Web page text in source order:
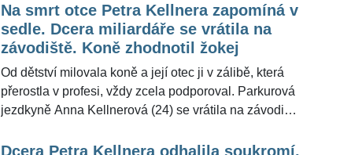
jménem »Catch me if you can« za 250 milionů korun
zvítězit v Poháru národů parkuristů.
Na smrt otce Petra Kellnera zapomíná v
sedle. Dcera miliardáře se vrátila na
závodiště. Koně zhodnotil žokej
Od dětství milovala koně a její otec ji v zálibě, která
přerostla v profesi, vždy zcela podporoval. Parkurová
jezdkyně Anna Kellnerová (24) se vrátila na závodiště
klisnu s kvalitními geny. Investice do koně se vrátí,"
Dcera Petra Kellnera odhalila soukromí.